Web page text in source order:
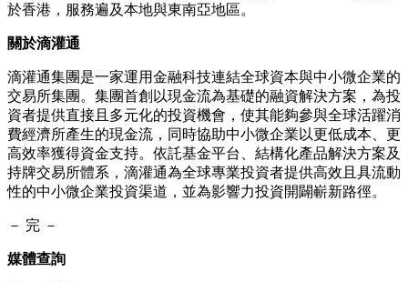
於香港，服務遍及本地與東南亞地區。
關於滴灌通
滴灌通集團是一家運用金融科技連結全球資本與中小微企業的
交易所集團。集團首創以現金流為基礎的融資解決方案，為投
資者提供直接且多元化的投資機會，使其能夠參與全球活躍消
費經濟所產生的現金流，同時協助中小微企業以更低成本、更
高效率獲得資金支持。依託基金平台、結構化產品解決方案及
持牌交易所體系，滴灌通為全球專業投資者提供高效且具流動
性的中小微企業投資渠道，並為影響力投資開闢嶄新路徑。
－ 完 －
媒體查詢